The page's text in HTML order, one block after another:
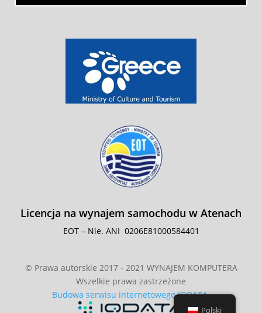
Licencja na wynajem samochodu w Atenach
EOT – Nie. ANI 0206E81000584401
© Prawa autorskie 2017 - 2021 WYNAJEM KOMPUTERA
Wszelkie prawa zastrzeżone
Budowa serwisu internetowego IQDATA
Polski